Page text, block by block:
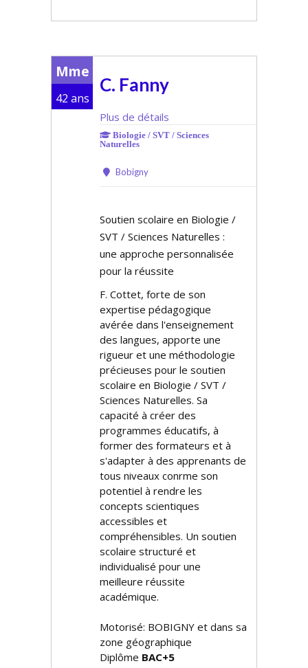
Mme
42 ans
C. Fanny
Plus de détails
Biologie / SVT / Sciences
Naturelles
Bobigny
Soutien scolaire en Biologie /
SVT / Sciences Naturelles :
une approche personnalisée
pour la réussite
F. Cottet, forte de son
expertise pédagogique
avérée dans l'enseignement
des langues, apporte une
rigueur et une méthodologie
précieuses pour le soutien
scolaire en Biologie / SVT /
Sciences Naturelles. Sa
capacité à créer des
programmes éducatifs, à
former des formateurs et à
s'adapter à des apprenants de
tous niveaux confirme son
potentiel à rendre les
concepts scientifiques
accessibles et
compréhensibles. Un soutien
scolaire structuré et
individualisé pour une
meilleure réussite
académique.
Motorisé: BOBIGNY et dans sa
zone géographique
Diplôme BAC+5